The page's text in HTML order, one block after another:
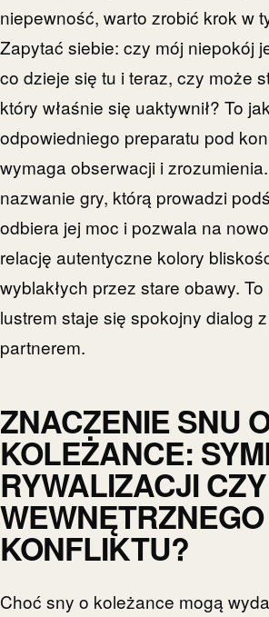
niepewność, warto zrobić krok w
Zapytać siebie: czy mój niepokój
co dzieje się tu i teraz, czy może
który właśnie się uaktywnił? To
odpowiedniego preparatu pod
wymaga obserwacji i
nazwanie gry, którą prowadzi
odbiera jej moc i pozwala na
relację autentyczne kolory
wyblakłych przez stare obawy.
lustrem staje się spokojny dialog
partnerem.
ZNACZENIE SNU
KOLEŻANCE:
RYWALIZACJI CZY
WEWNĘTRZNEGO
KONFLIKTU?
Choć sny o koleżance mogą